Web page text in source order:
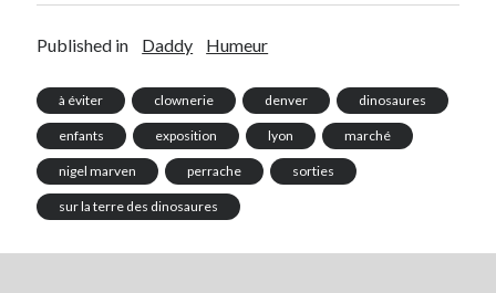
Published in Daddy Humeur
à éviter clownerie denver dinosaures
enfants exposition lyon marché
nigel marven perrache sorties
sur la terre des dinosaures